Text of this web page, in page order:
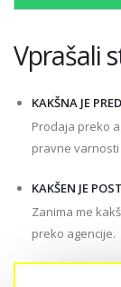
Vprašali
KAKŠNA JE
Prodaja preko
pravne
KAKŠEN JE
Zanima me
preko agencije.